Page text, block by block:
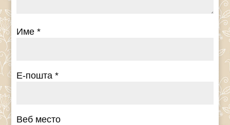
Име*
Е-пошта*
Веб место